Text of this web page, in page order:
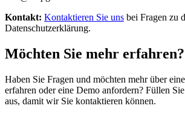
Kontakt: Kontaktieren Sie uns bei Fragen zu
Datenschutzerklärung.
Möchten Sie mehr erfahren?
Haben Sie Fragen und möchten mehr über
erfahren oder eine Demo anfordern? Füllen
aus, damit wir Sie kontaktieren können.